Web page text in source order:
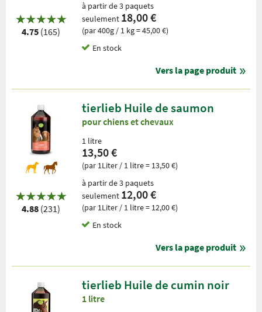
4.75 (165)
à partir de 3 paquets
seulement 18,00 €
(par 400g / 1 kg = 45,00 €)
En stock
Vers la page produit
4.88 (231)
tierlieb Huile de saumon
pour chiens et chevaux
1 litre
13,50 €
(par 1Liter / 1 litre = 13,50 €)
à partir de 3 paquets
seulement 12,00 €
(par 1Liter / 1 litre = 12,00 €)
En stock
Vers la page produit
tierlieb Huile de cumin noir
1 litre